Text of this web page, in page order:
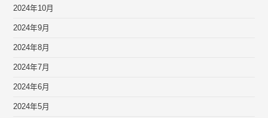
2024年10月
2024年9月
2024年8月
2024年7月
2024年6月
2024年5月